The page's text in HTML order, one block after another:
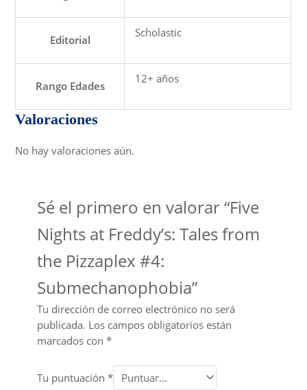
Editorial
Scholastic
Rango Edades
12+ años
Valoraciones
No hay valoraciones aún.
Sé el primero en valorar “Five
Nights at Freddy’s: Tales from
the Pizzaplex #4:
Submechanophobia”
Tu dirección de correo electrónico no será
publicada. Los campos obligatorios están
marcados con *
Tu puntuación *